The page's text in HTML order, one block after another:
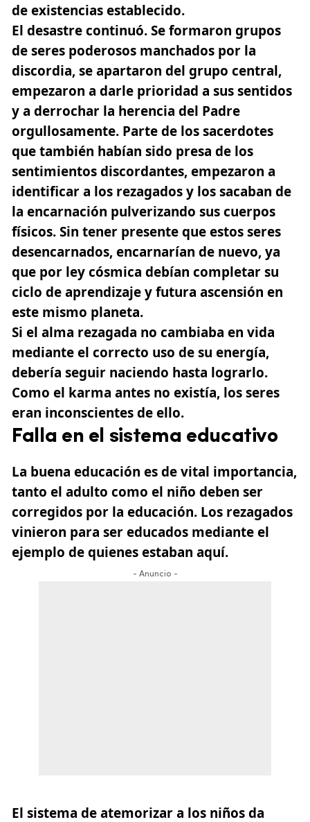
de existencias establecido.
El desastre continuó. Se formaron grupos
de seres poderosos manchados por la
discordia, se apartaron del grupo central,
empezaron a darle prioridad a sus sentidos
y a derrochar la herencia del Padre
orgullosamente. Parte de los sacerdotes
que también habían sido presa de los
sentimientos discordantes, empezaron a
identificar a los rezagados y los sacaban de
la encarnación pulverizando sus cuerpos
físicos. Sin tener presente que estos seres
desencarnados, encarnarían de nuevo, ya
que por ley cósmica debían completar su
ciclo de aprendizaje y futura ascensión en
este mismo planeta.
Si el alma rezagada no cambiaba en vida
mediante el correcto uso de su energía,
debería seguir naciendo hasta lograrlo.
Como el karma antes no existía, los seres
eran inconscientes de ello.
Falla en el sistema educativo
La buena educación es de vital importancia,
tanto el adulto como el niño deben ser
corregidos por la educación. Los rezagados
vinieron para ser educados mediante el
ejemplo de quienes estaban aquí.
- Anuncio -
El sistema de atemorizar a los niños da